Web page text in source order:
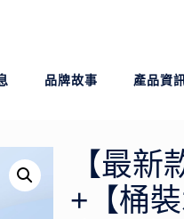
品牌故事 產品資
【最新
+【桶